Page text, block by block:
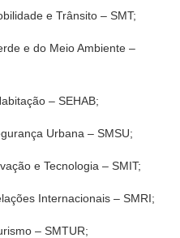
e Trânsito – SMT;
e do Meio Ambiente –
– SEHAB;
Urbana – SMSU;
e Tecnologia – SMIT;
Internacionais – SMRI;
– SMTUR;